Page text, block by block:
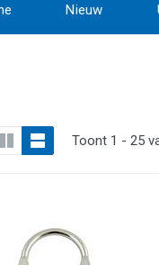
Nieuw
Toont 1 - 25